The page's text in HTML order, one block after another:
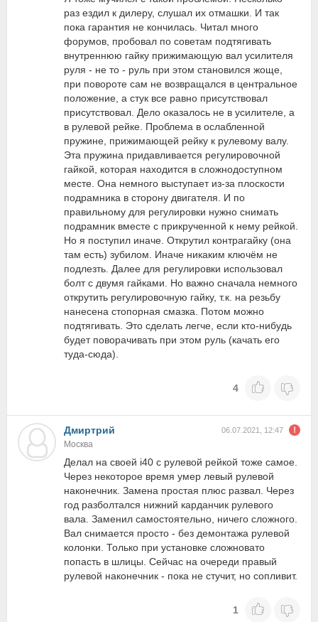
раз ездил к дилеру, слушал их отмашки. И так
пока гарантия не кончилась. Читал много
форумов, пробовал по советам подтягивать
внутреннюю гайку прижимающую вал усилителя
руля - не то - руль при этом становился жоще,
при повороте сам не возвращался в центральное
положение, а стук все равно присутствовал
присутствовал. Дело оказалось не в усилителе, а
в рулевой рейке. Проблема в ослабленной
пружине, прижимающей рейку к рулевому валу.
Эта пружина придавливается регулировочной
гайкой, которая находится в сложнодоступном
месте. Она немного выступает из-за плоскости
подрамника в сторону двигателя. И по
правильному для регулировки нужно снимать
подрамник вместе с прикрученной к нему рейкой.
Но я поступил иначе. Открутил контрагайку (она
там есть) зубилом. Иначе никаким ключём не
подлезть. Далее для регулировки использовал
болт с двумя гайками. Но важно сначала немного
открутить регулировочную гайку, т.к. на резьбу
нанесена стопорная смазка. Потом можно
подтягивать. Это сделать легче, если кто-нибудь
будет поворачивать при этом руль (качать его
туда-сюда).
4
Дмиртрий 06.07.2021, 12:47
Москва
Делал на своей i40 с рулевой рейкой тоже самое.
Через некоторое время умер левый рулевой
наконечник. Замена простая плюс развал. Через
год разболтался нижний карданчик рулевого
вала. Заменил самостоятельно, ничего сложного.
Вал снимается просто - без демонтажа рулевой
колонки. Только при установке сложновато
попасть в шлицы. Сейчас на очереди правый
рулевой наконечник - пока не стучит, но сопливит.
1